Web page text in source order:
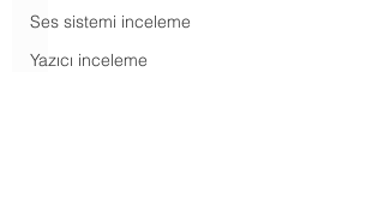
Ses sistemi inceleme
Yazıcı inceleme